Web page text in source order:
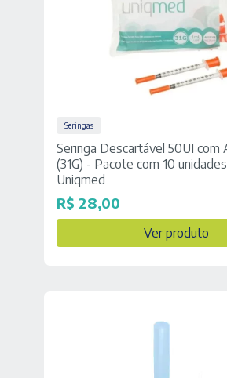
Seringas
Seringa Descartável 50UI com
(31G) - Pacote com 10
Uniqmed
R$ 28,00
Ver produto